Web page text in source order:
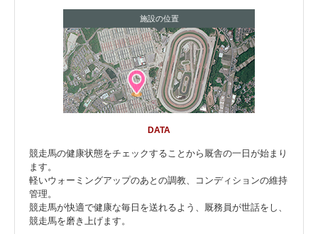
施設の位置
DATA
競走馬の健康状態をチェックすることから厩舎の一日が始まり
ます。
軽いウォーミングアップのあとの調教、コンディションの維持
管理。
競走馬が快適で健康な毎日を送れるよう、厩務員が世話をし、
競走馬を磨き上げます。